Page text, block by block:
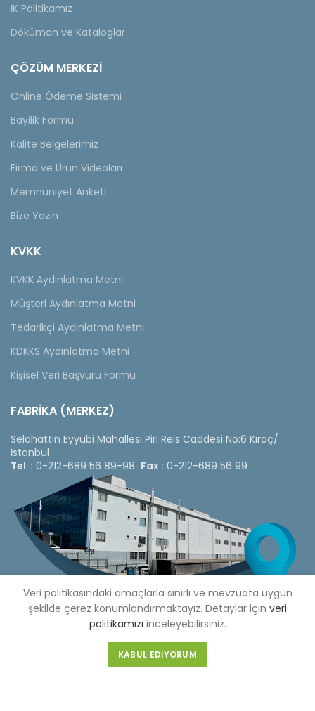
İK Politikamız
Döküman ve Kataloglar
ÇÖZÜM MERKEZİ
Online Ödeme Sistemi
Bayilik Formu
Kalite Belgelerimiz
Firma ve Ürün Videoları
Memnuniyet Anketi
Bize Yazın
KVKK
KVKK Aydınlatma Metni
Müşteri Aydınlatma Metni
Tedarikçi Aydınlatma Metni
KDKKS Aydınlatma Metni
Kişisel Veri Başvuru Formu
FABRİKA (MERKEZ)
Selahattin Eyyubi Mahallesi Piri Reis Caddesi No:6 Kıraç/
İstanbul
Tel : 0-212-689 56 89-98 Fax : 0-212-689 56 99
Veri politikasındaki amaçlarla sınırlı ve mevzuata uygun
şekilde çerez konumlandırmaktayız. Detaylar için veri
politikamızı inceleyebilirsiniz.
KABUL EDIYORUM